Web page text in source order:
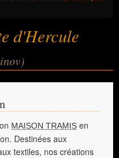
d'Hercule
MAISON TRAMIS en
Destinées aux
textiles, nos créations